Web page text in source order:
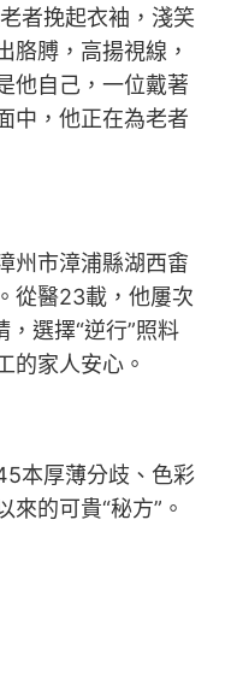
挽起衣袖，淺笑
胳膊，高揚視線，
他自己，一位戴著
中，他正在為老者
市漳浦縣湖西畬
從醫23載，他屢次
，選擇“逆行”照料
的家人安心。
厚薄分歧、色彩
的可貴“秘方”。